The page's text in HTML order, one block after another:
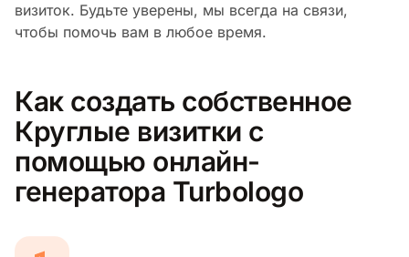
визиток. Будьте уверены, мы всегда на связи,
чтобы помочь вам в любое время.
Как создать собственное
Круглые визитки с
помощью онлайн-
генератора Turbologo